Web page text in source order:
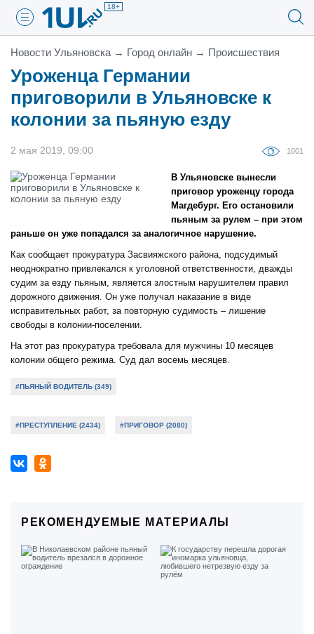
18+
Новости Ульяновска → Город онлайн → Проиcшествия
Уроженца Германии
приговорили в Ульяновске к
колонии за пьяную езду
2 мая 2019, 09:00 1001
В Ульяновске вынесли
приговор уроженцу города
Магдебург. Его остановили
пьяным за рулем – при этом
раньше он уже попадался за аналогичное нарушение.
Как сообщает прокуратура Засвияжского района, подсудимый
неоднократно привлекался к уголовной ответственности, дважды
судим за езду пьяным, является злостным нарушителем правил
дорожного движения. Он уже получал наказание в виде
исправительных работ, за повторную судимость – лишение
свободы в колонии-поселении.
На этот раз прокуратура требовала для мужчины 10 месяцев
колонии общего режима. Суд дал восемь месяцев.
#ПЬЯНЫЙ ВОДИТЕЛЬ (349)
#ПРЕСТУПЛЕНИЕ (2434) #ПРИГОВОР (2080)
РЕКОМЕНДУЕМЫЕ МАТЕРИАЛЫ